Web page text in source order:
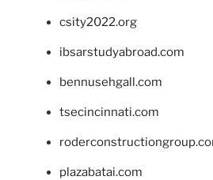
csity2022.org
ibsarstudyabroad.com
bennusehgall.com
tsecincinnati.com
plazabatai.com